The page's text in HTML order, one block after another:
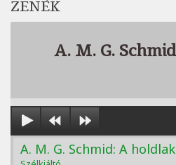
ZENÉK
A. M. G.
A. M. G. Schmid: A